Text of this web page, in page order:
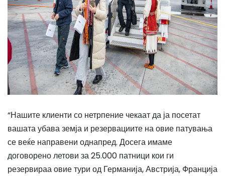
“Нашите клиенти со нетрпение чекаат да ја посетат
вашата убава земја и резервациите на овие патувања
се веќе направени однапред. Досега имаме
договорено летови за 25.000 патници кои ги
резервираа овие тури од Германија, Австрија, Франција